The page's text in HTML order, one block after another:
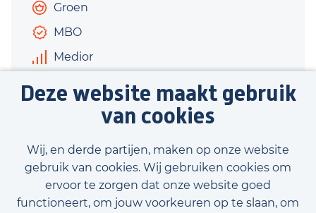
Deze website maakt gebruik
van cookies
Wij, en derde partijen, maken op onze website
gebruik van cookies. Wij gebruiken cookies om
ervoor te zorgen dat onze website goed
functioneert, om jouw voorkeuren op te slaan, om
Groen
MBO
Medior
€2.900 - €3.300
Bekijk vacature